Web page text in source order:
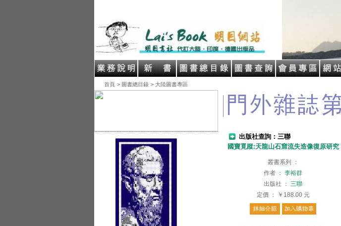
首頁 > 圖書總目錄 > 大陸圖書專區
出版社查詢：三聯
國寶覓蹤:天龍山石窟流失造像復原研究
叢書系列
：
作者 ： 李裕群
出版社
： 三聯
定價
： ￥188.00 元